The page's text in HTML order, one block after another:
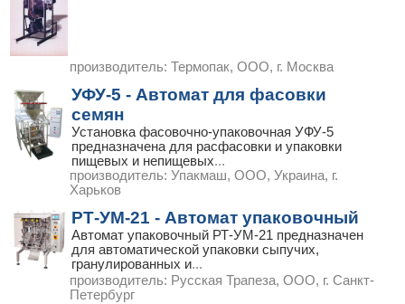
производитель: Термопак, ООО, г. Москва
УФУ-5 - Автомат для фасовки
семян
Установка фасовочно-упаковочная УФУ-5
предназначена для расфасовки и упаковки
пищевых и непищевых...
производитель: Упакмаш, ООО, Украина, г.
Харьков
РТ-УМ-21 - Автомат упаковочный
Автомат упаковочный РТ-УМ-21 предназначен
для автоматической упаковки сыпучих,
гранулированных и...
производитель: Русская Трапеза, ООО, г. Санкт-
Петербург